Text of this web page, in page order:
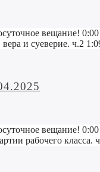
вещание!
и суеверие.
вещание!
рабочего